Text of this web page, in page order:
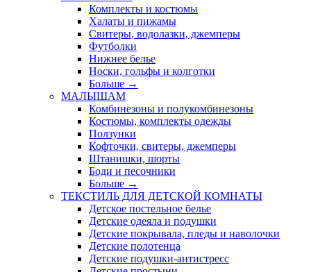
Комплекты и костюмы
Халаты и пижамы
Свитеры, водолазки, джемперы
Футболки
Нижнее белье
Носки, гольфы и колготки
Больше →
МАЛЫШАМ
Комбинезоны и полукомбинезоны
Костюмы, комплекты одежды
Ползунки
Кофточки, свитеры, джемперы
Штанишки, шорты
Боди и песочники
Больше →
ТЕКСТИЛЬ ДЛЯ ДЕТСКОЙ КОМНАТЫ
Детское постельное белье
Детские одеяла и подушки
Детские покрывала, пледы и наволочки
Детские полотенца
Детские подушки-антистресс